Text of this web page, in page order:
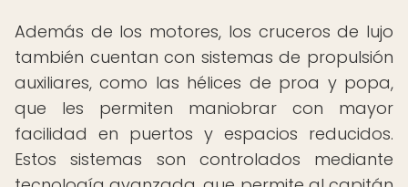
Además de los motores, los cruceros de lujo
también cuentan con sistemas de propulsión
auxiliares, como las hélices de proa y popa,
que les permiten maniobrar con mayor
facilidad en puertos y espacios reducidos.
Estos sistemas son controlados mediante